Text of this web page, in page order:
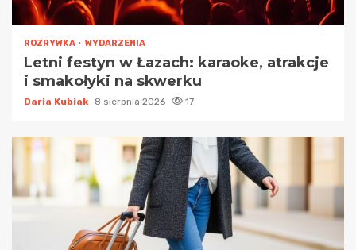
ROZRYWKA WYDARZENIA
Letni festyn w Łazach: karaoke, atrakcje
i smakołyki na skwerku
Daria Kubiak 8 sierpnia 2026 17